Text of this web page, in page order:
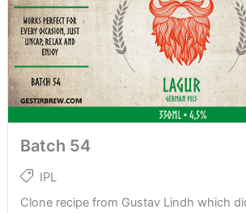
Batch 54
IPL
Clone recipe from Gustav Lindh which